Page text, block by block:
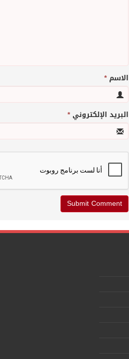
الاسم*
البريد الإلكتروني*